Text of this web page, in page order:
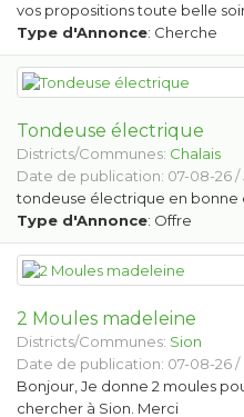
vos propositions toute belle
Type d'Annonce: Cherche
Tondeuse électrique
Districts/Communes: Chalais
Date de publication: 07-08-26 /
tondeuse électrique en bonne
Type d'Annonce: Offre
2 Moules madeleine
Districts/Communes: Sion
Date de publication: 07-08-26 /
Bonjour, Je donne 2 moules
chercher à Sion. Merci